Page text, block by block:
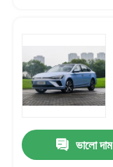
বাড়ি
পণ্য
আমাদের সম্পর্কেভালো দাম